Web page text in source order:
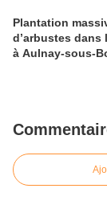
Plantation
d’arbustes dans
à Aulnay-sous-